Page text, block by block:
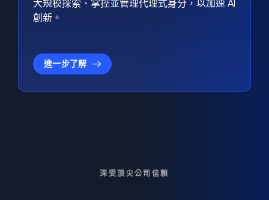
大規模探索、掌控並管理代理式身分，以加速 AI
創新。
進一步了解
深受頂尖公司信賴